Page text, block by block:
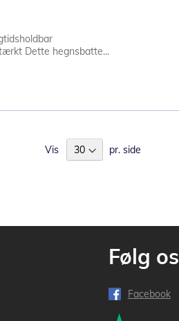
Dette hegnsbatte...
Vis pr. side
Følg os
Facebook